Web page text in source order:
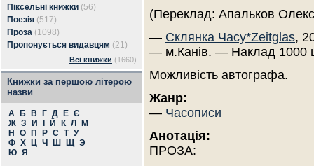
Піксельні книжки (56)
Поезія (517)
Проза (1098)
Пропонується видавцям (21)
Всі книжки (1660)
Книжки за першою літерою
назви
А Б В Г Д Е Є
Ж З И Й К Л
М
Н
О П Р С Т У
Ф Х Ц Ч Ш Щ Э
Ю Я
(Переклад: Апальков
— Склянка Часу*Zeitglas,
— м.Канів. — Наклад 1000
Можливість автографа.
Жанр:
— Часописи
Анотація:
ПРОЗА: